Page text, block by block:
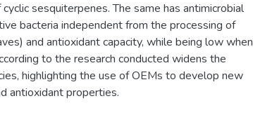
sesquiterpenes. The same has antimicrobial
bacteria independent from the processing of
and antioxidant capacity, while being low when
to the research conducted widens the
highlighting the use of OEMs to develop new
antioxidant properties.